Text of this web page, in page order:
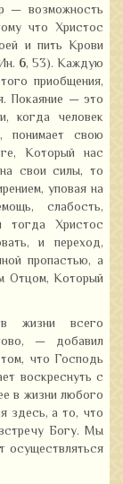
— возможность
что Христос
и пить Крови
6, 53). Каждую
приобщения,
Покаяние — это
когда человек
понимает свою
Который нас
свои силы, то
уповая на
слабость,
тогда Христос
и переход,
пропастью, а
Отцом, Который
жизни всего
— добавил
что Господь
воскреснуть с
в жизни любого
здесь, а то, что
Богу. Мы